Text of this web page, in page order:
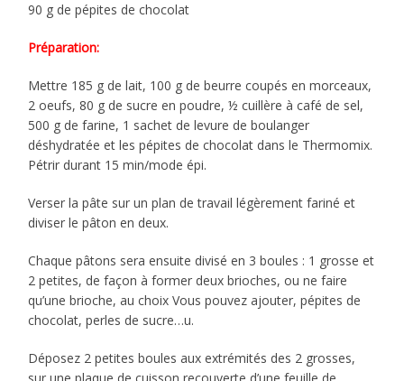
90 g de pépites de chocolat
Préparation:
Mettre 185 g de lait, 100 g de beurre coupés en morceaux,
2 oeufs, 80 g de sucre en poudre, ½ cuillère à café de sel,
500 g de farine, 1 sachet de levure de boulanger
déshydratée et les pépites de chocolat dans le Thermomix.
Pétrir durant 15 min/mode épi.
Verser la pâte sur un plan de travail légèrement fariné et
diviser le pâton en deux.
Chaque pâtons sera ensuite divisé en 3 boules : 1 grosse et
2 petites, de façon à former deux brioches, ou ne faire
qu’une brioche, au choix Vous pouvez ajouter, pépites de
chocolat, perles de sucre…u.
Déposez 2 petites boules aux extrémités des 2 grosses,